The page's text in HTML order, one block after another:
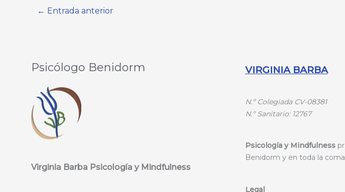
← Entrada anterior
Psicólogo Benidorm
Virginia Barba Psicología y Mindfulness
VIRGINIA BARBA
N.º Colegiada CV-08381
N.ºSanitario: 12767
Psicología y Mindfulness
Benidorm y en toda la
Legal